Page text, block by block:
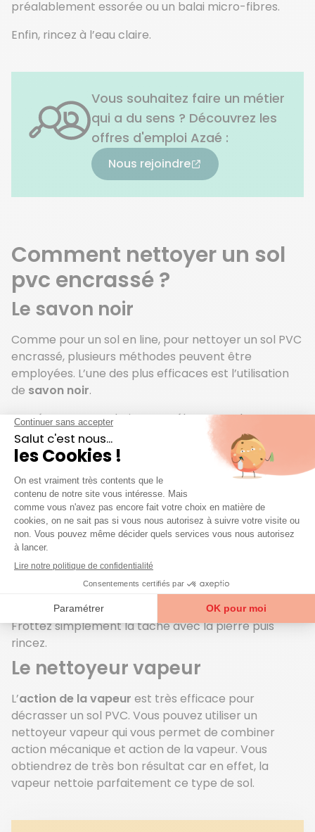
préalablement essorée ou un balai micro-fibres.
Enfin, rincez à l’eau claire.
Vous souhaitez faire un métier
qui a du sens ? Découvrez les
offres d'emploi Azaé :
Nous rejoindre
Comment nettoyer un sol
pvc encrassé ?
Le savon noir
Comme pour un sol en line, pour nettoyer un sol PVC
encrassé, plusieurs méthodes peuvent être
employées. L’une des plus efficaces est l’utilisation
de savon noir.
Préparez une solution en mélangeant dans un
seau d’eau chaude, 2 cuillères à soupe de savon
noir.
Nettoyez le sol à l’aide d’une serpillière bien
essorée.
Rincez ensuite à l’eau claire.
La pierre d’argile
Pour les taches tenaces, lapierre d’argile
Frottez simplement la tache avec la pierre puis
rincez.
Le nettoyeur vapeur
L’action de la vapeur est très efficace pour
décrasser un sol PVC. Vous pouvez utiliser un
nettoyeur vapeur qui vous permet de combiner
action mécanique et action de la vapeur. Vous
obtiendrez de très bon résultat car en effet, la
vapeur nettoie parfaitement ce type de sol.